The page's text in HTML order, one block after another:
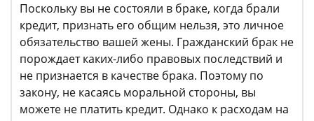
Поскольку вы не состояли в браке, когда брали
кредит, признать его общим нельзя, это личное
обязательство вашей жены. Гражданский брак не
порождает каких-либо правовых последствий и
не признается в качестве брака. Поэтому по
закону, не касаясь моральной стороны, вы
можете не платить кредит. Однако к расходам на